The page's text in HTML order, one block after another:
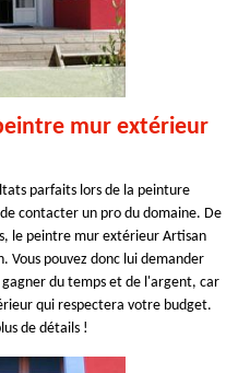
mur extérieur
parfaits lors de la peinture
contacter un pro du domaine. De
le peintre mur extérieur Artisan
Vous pouvez donc lui demander
du temps et de l'argent, car
qui respectera votre budget.
de détails !